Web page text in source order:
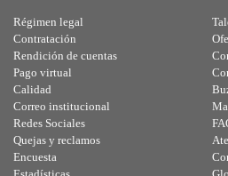
Régimen legal
Contratación
Rendición de cuentas
Pago virtual
Calidad
Correo institucional
Redes Sociales
Quejas y reclamos
Encuesta